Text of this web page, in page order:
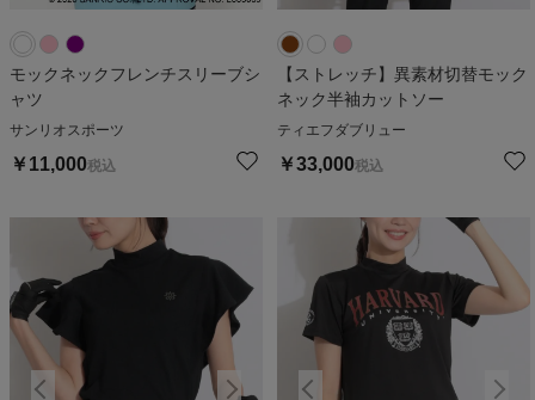
モックネックフレンチスリーブシ
ャツ
サンリオスポーツ
￥ 11,000税込
【ストレッチ】異素材切替モック
ネック半袖カットソー
ティエフダブリュー
￥33,000税込